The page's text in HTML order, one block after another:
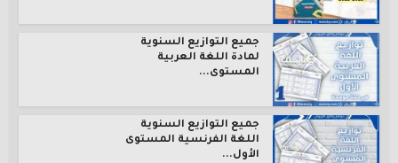
جميع التوازيع السنوية
لمادة اللغة العربية
المستوى...
جميع التوازيع السنوية
اللغة الفرنسية المستوى
الأول...